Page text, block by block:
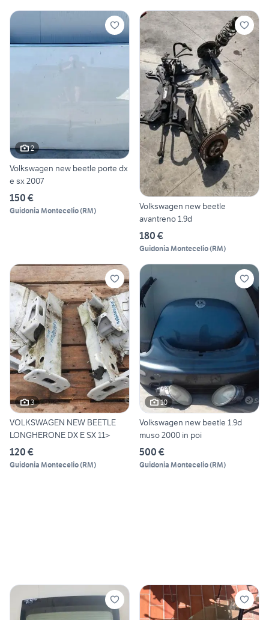
2
Volkswagen new beetle porte dx
e sx 2007
150 €
Guidonia Montecelio(RM)
Volkswagen new beetle
avantreno 1.9d
180 €
Guidonia Montecelio(RM)
3
VOLKSWAGEN NEW BEETLE
LONGHERONE DX E SX 11>
120 €
Guidonia Montecelio(RM)
10
Volkswagen new beetle 1.9d
muso 2000 in poi
500 €
Guidonia Montecelio(RM)